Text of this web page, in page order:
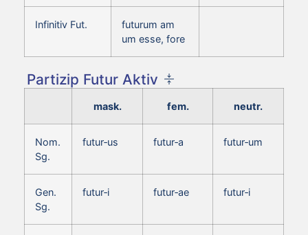
Infinitiv Fut.
futurum am
um esse, fore
Partizip Futur Aktiv
mask. fem. neutr.
Nom.
Sg.
futur‑us futur‑a futur‑um
Gen.
Sg.
futur‑i futur‑ae futur‑i